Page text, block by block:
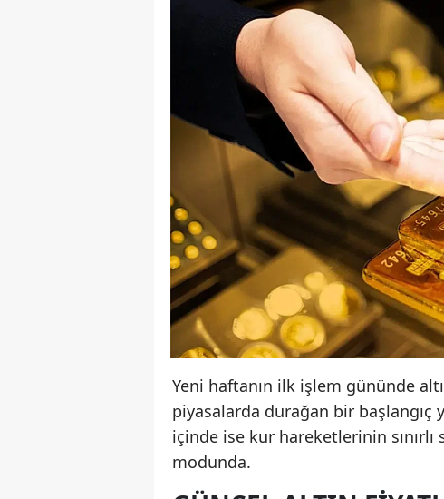
Yeni haftanın ilk işlem gününde
piyasalarda durağan bir başlangıç
içinde ise kur hareketlerinin sınırlı
modunda.